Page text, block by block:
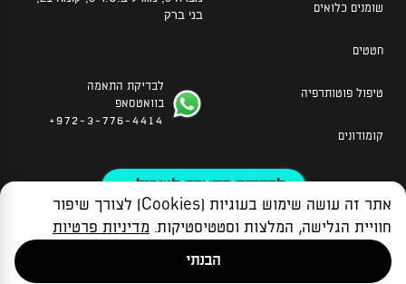
לבדיקת התאמה לטיפול »
שומנים כלואים
חטטים
טיפול פוטותרפיה
קומודונים
בני ברק
לבדיקת התאמה
בוואטסאפ
972-3-776-4414+
מדיניות הפרטיות הצהרת נגישות תקנון האתר
© כל הזכויות שמורות למעבדות רבקה זיידה בע”מ 2026
אתר זה עושה שימוש בעוגיות (Cookies) לצורך שיפור
חוויית הגלישה, המלצות וסטטיסטיקות. מדיניות פרטיות
הבנתי